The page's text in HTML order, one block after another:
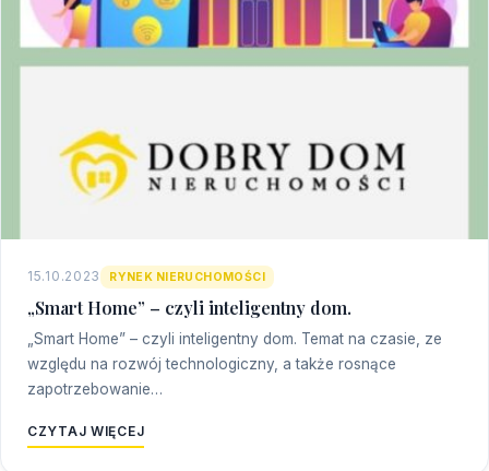
15.10.2023 RYNEK NIERUCHOMOŚCI
„Smart Home” – czyli inteligentny dom.
„Smart Home” – czyli inteligentny dom. Temat na czasie, ze
względu na rozwój technologiczny, a także rosnące
zapotrzebowanie…
CZYTAJ WIĘCEJ